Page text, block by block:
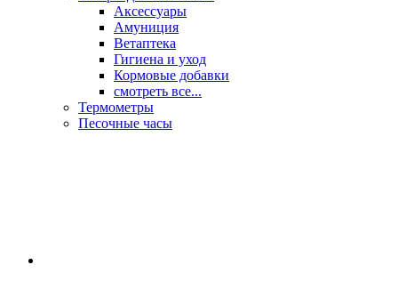
Аксессуары
Амуниция
Ветаптека
Гигиена и уход
Кормовые добавки
смотреть все...
Термометры
Песочные часы